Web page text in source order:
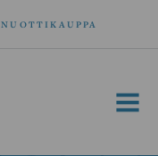
NUOTTIKAUPPA
MENU